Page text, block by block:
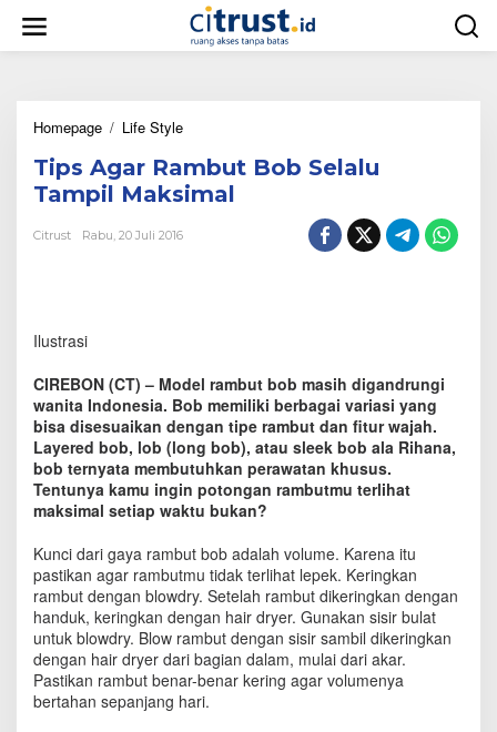
w
Homepage / Life Style
p
s
A
t
B
o
b
S
e
l
l
u
T
a
m
p
i
l
M
Tips Agar Rambut Bob Selalu
Tampil Maksimal
Citrust Rabu, 20 Juli 2016
Ilustrasi
CIREBON (CT) – Model rambut bob masih digandrungi
wanita Indonesia. Bob memiliki berbagai variasi yang
bisa disesuaikan dengan tipe rambut dan fitur wajah.
Layered bob, lob (long bob), atau sleek bob ala Rihana,
bob ternyata membutuhkan perawatan khusus.
Tentunya kamu ingin potongan rambutmu terlihat
maksimal setiap waktu bukan?
Kunci dari gaya rambut bob adalah volume. Karena itu
pastikan agar rambutmu tidak terlihat lepek. Keringkan
rambut dengan blowdry. Setelah rambut dikeringkan dengan
handuk, keringkan dengan hair dryer. Gunakan sisir bulat
untuk blowdry. Blow rambut dengan sisir sambil dikeringkan
dengan hair dryer dari bagian dalam, mulai dari akar.
Pastikan rambut benar-benar kering agar volumenya
bertahan sepanjang hari.